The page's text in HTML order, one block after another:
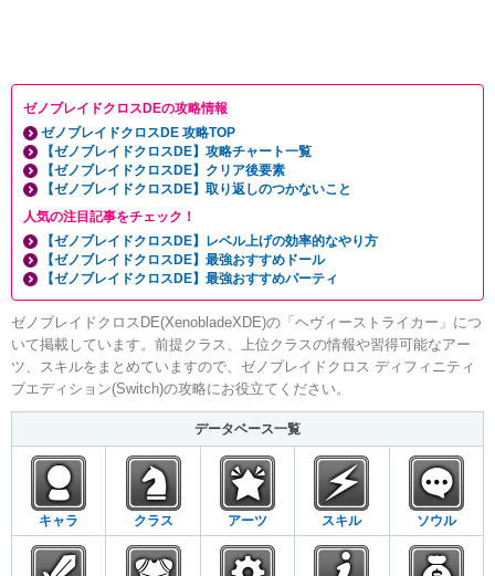
ゼノブレイドクロスDEの攻略情報
ゼノブレイドクロスDE 攻略TOP
【ゼノブレイドクロスDE】攻略チャート一覧
【ゼノブレイドクロスDE】クリア後要素
【ゼノブレイドクロスDE】取り返しのつかないこと
人気の注目記事をチェック！
【ゼノブレイドクロスDE】レベル上げの効率的なやり方
【ゼノブレイドクロスDE】最強おすすめドール
【ゼノブレイドクロスDE】最強おすすめパーティ
ゼノブレイドクロスDE(XenobladeXDE)の「ヘヴィーストライカー」につ
いて掲載しています。前提クラス、上位クラスの情報や習得可能なアー
ツ、スキルをまとめていますので、ゼノブレイドクロス ディフィニティ
ブエディション(Switch)の攻略にお役立てください。
データベース一覧
キャラ クラス アーツ スキル ソウル